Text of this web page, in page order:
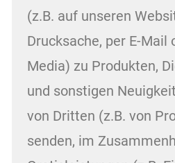
(z.B. auf unseren
Drucksache, per E-Mail
Media) zu Produkten,
und sonstigen
von Dritten (z.B. von
senden, im